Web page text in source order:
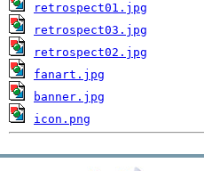
retrospect01.jpg
retrospect03.jpg
retrospect02.jpg
fanart.jpg
banner.jpg
icon.png